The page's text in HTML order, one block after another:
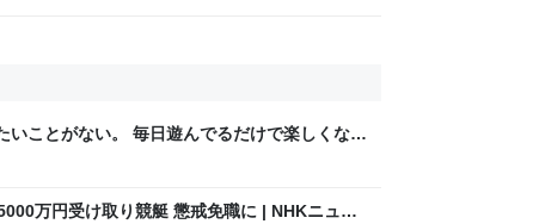
いことがない。 毎日遊んでるだけで楽しくな
万円受け取り競艇 懲戒免職に | NHKニュー